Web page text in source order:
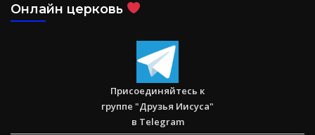
Онлайн церковь
Присоединяйтесь к
группе "Друзья Иисуса"
в Telegram